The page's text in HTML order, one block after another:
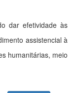
dar efetividade às
assistencial à
humanitárias, meio